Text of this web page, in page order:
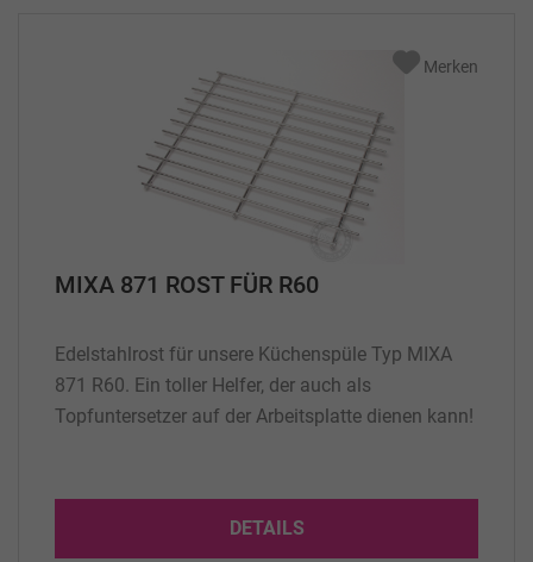
MIXA 871 ROST FÜR R60
Edelstahlrost für unsere Küchenspüle Typ MIXA
871 R60. Ein toller Helfer, der auch als
Topfuntersetzer auf der Arbeitsplatte dienen kann!
DETAILS
Merken